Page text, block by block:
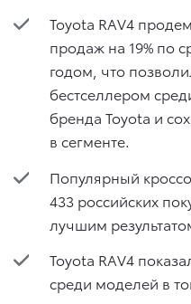
Toyota RAV4
продаж на 19% по
годом, что
бестселлером
бренда Toyota и
в сегменте.
Популярный
433 российских
лучшим
Toyota RAV4
среди моделей в